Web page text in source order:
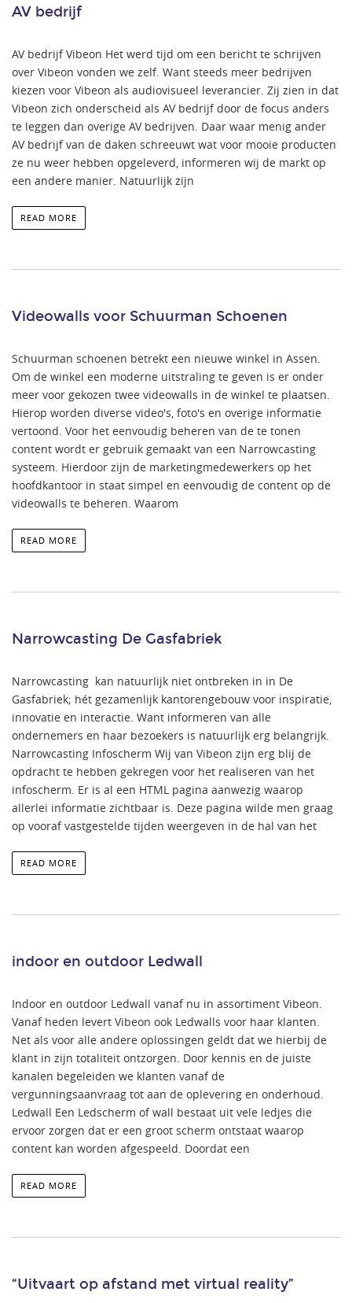
AV bedrijf
AV bedrijf Vibeon Het werd tijd om een bericht te schrijven
over Vibeon vonden we zelf. Want steeds meer bedrijven
kiezen voor Vibeon als audiovisueel leverancier. Zij zien in dat
Vibeon zich onderscheid als AV bedrijf door de focus anders
te leggen dan overige AV bedrijven. Daar waar menig ander
AV bedrijf van de daken schreeuwt wat voor mooie producten
ze nu weer hebben opgeleverd, informeren wij de markt op
een andere manier. Natuurlijk zijn
READ MORE
Videowalls voor Schuurman Schoenen
Schuurman schoenen betrekt een nieuwe winkel in Assen.
Om de winkel een moderne uitstraling te geven is er onder
meer voor gekozen twee videowalls in de winkel te plaatsen.
Hierop worden diverse video's, foto's en overige informatie
vertoond. Voor het eenvoudig beheren van de te tonen
content wordt er gebruik gemaakt van een Narrowcasting
systeem. Hierdoor zijn de marketingmedewerkers op het
hoofdkantoor in staat simpel en eenvoudig de content op de
videowalls te beheren. Waarom
READ MORE
Narrowcasting De Gasfabriek
Narrowcasting kan natuurlijk niet ontbreken in in De
Gasfabriek; hét gezamenlijk kantorengebouw voor inspiratie,
innovatie en interactie. Want informeren van alle
ondernemers en haar bezoekers is natuurlijk erg belangrijk.
Narrowcasting Infoscherm Wij van Vibeon zijn erg blij de
opdracht te hebben gekregen voor het realiseren van het
infoscherm. Er is al een HTML pagina aanwezig waarop
allerlei informatie zichtbaar is. Deze pagina wilde men graag
op vooraf vastgestelde tijden weergeven in de hal van het
READ MORE
indoor en outdoor Ledwall
Indoor en outdoor Ledwall vanaf nu in assortiment Vibeon.
Vanaf heden levert Vibeon ook Ledwalls voor haar klanten.
Net als voor alle andere oplossingen geldt dat we hierbij de
klant in zijn totaliteit ontzorgen. Door kennis en de juiste
kanalen begeleiden we klanten vanaf de
vergunningsaanvraag tot aan de oplevering en onderhoud.
Ledwall Een Ledscherm of wall bestaat uit vele ledjes die
ervoor zorgen dat er een groot scherm ontstaat waarop
content kan worden afgespeeld. Doordat een
READ MORE
“Uitvaart op afstand met virtual reality”